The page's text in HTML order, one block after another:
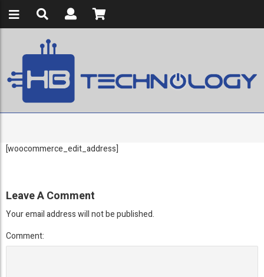
[woocommerce_edit_address]
Leave A Comment
Your email address will not be published.
Comment: